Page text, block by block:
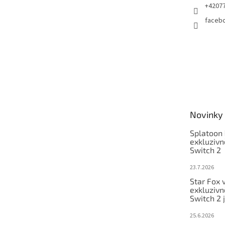
Novinky
Splatoon
Switch 2
23.7.2026
Star Fox
Switch 2
25.6.2026